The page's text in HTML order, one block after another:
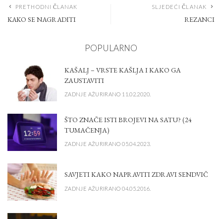
PRETHODNI ČLANAK
KAKO SE NAGRADITI
SLJEDEĆI ČLANAK
REZANCI
POPULARNO
KAŠALJ – VRSTE KAŠLJA I KAKO GA
ZAUSTAVITI
ZADNJE AŽURIRANO 11.02.2020.
ŠTO ZNAČE ISTI BROJEVI NA SATU? (24
TUMAČENJA)
ZADNJE AŽURIRANO 05.04.2023.
SAVJETI KAKO NAPRAVITI ZDRAVI SENDVIČ
ZADNJE AŽURIRANO 04.05.2016.